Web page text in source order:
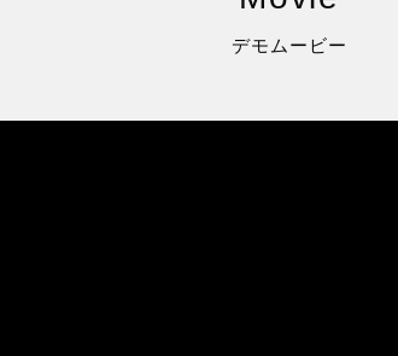
デモムービー